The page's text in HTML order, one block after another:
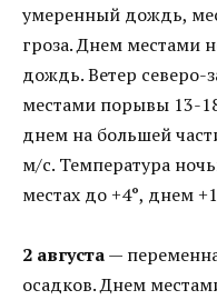
умеренный дождь,
гроза. Днем местами
дождь. Ветер
местами порывы 13-
днем на большей
м/с. Температура
местах до +4°, днем
2 августа—
осадков. Днем